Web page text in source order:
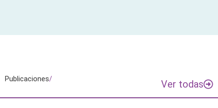
Publicaciones/ Ver todas